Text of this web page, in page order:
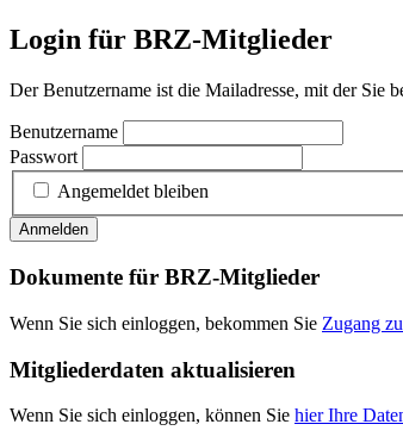
Login für BRZ-Mitglieder
Der Benutzername ist die Mailadresse, mit der Sie
Benutzername
Passwort
Angemeldet bleiben
Anmelden
Dokumente für BRZ-Mitglieder
Wenn Sie sich einloggen, bekommen Sie Zugang
Mitgliederdaten aktualisieren
Wenn Sie sich einloggen, können Sie hier Ihre